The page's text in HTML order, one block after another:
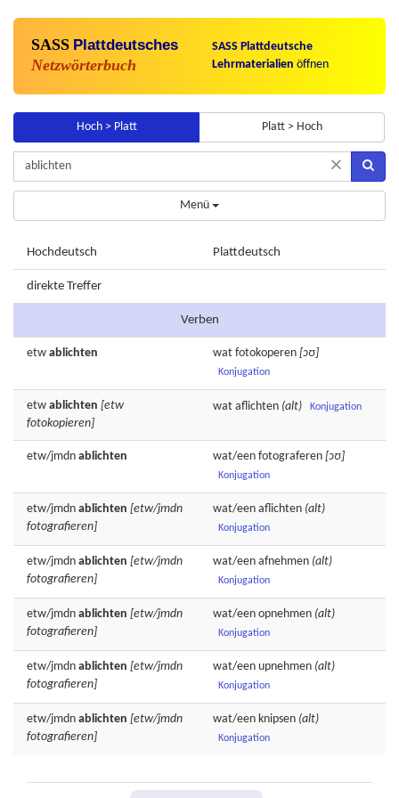
SASS Plattdeutsches
Netzwörterbuch
SASS Plattdeutsche
Lehrmaterialien öffnen
Hoch > Platt Platt > Hoch
×
Menü
Hochdeutsch Plattdeutsch
direkte Treffer
Verben
etw ablichten wat fotokoperen [ɔʊ]
Konjugation
etw ablichten [etw
fotokopieren]
wat aflichten (alt) Konjugation
etw/jmdn ablichten wat/een fotograferen [ɔʊ]
Konjugation
etw/jmdn ablichten [etw/jmdn
fotografieren]
wat/een aflichten (alt)
Konjugation
etw/jmdn ablichten [etw/jmdn
fotografieren]
wat/een afnehmen (alt)
Konjugation
etw/jmdn ablichten [etw/jmdn
fotografieren]
wat/een opnehmen (alt)
Konjugation
etw/jmdn ablichten [etw/jmdn
fotografieren]
wat/een upnehmen (alt)
Konjugation
etw/jmdn ablichten [etw/jmdn
fotografieren]
wat/een knipsen (alt)
Konjugation